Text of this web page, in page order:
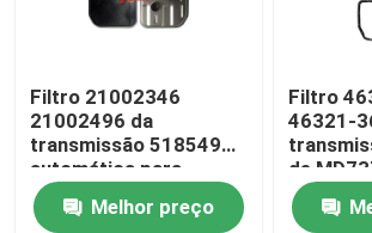
Kit de suspensão do volante
Peças sobressalentes de motores
Filtro 21002346
21002496 da
transmissão 518549
automática para
Saturn TAAT
Melhor preço
Filtro
46321-
de